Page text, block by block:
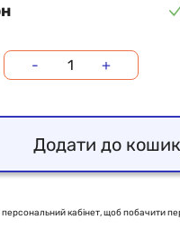
- +
Додати до
персональний кабінет, щоб побачити